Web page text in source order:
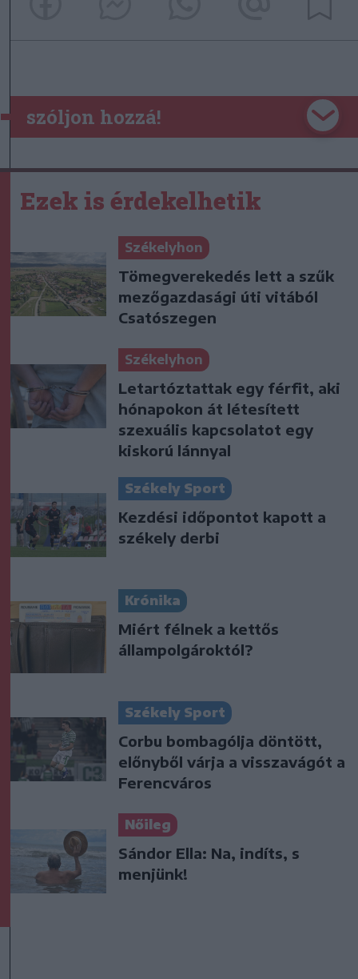
szóljon hozzá!
Ezek is érdekelhetik
Székelyhon
Tömegverekedés lett a szűk
mezőgazdasági úti vitából
Csatószegen
Székelyhon
Letartóztattak egy férfit, aki
hónapokon át létesített
szexuális kapcsolatot egy
kiskorú lánnyal
Székely Sport
Kezdési időpontot kapott a
székely derbi
Krónika
Miért félnek a kettős
állampolgároktól?
Székely Sport
Corbu bombagólja döntött,
előnyből várja a visszavágót a
Ferencváros
Nőileg
Sándor Ella: Na, indíts, s
menjünk!